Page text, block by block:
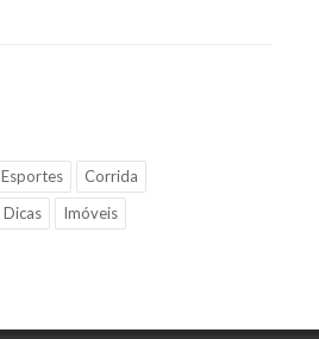
Esportes
Corrida
Dicas Imóveis